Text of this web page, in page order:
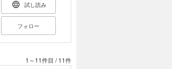
試し読み
フォロー
1～11件目 /11件